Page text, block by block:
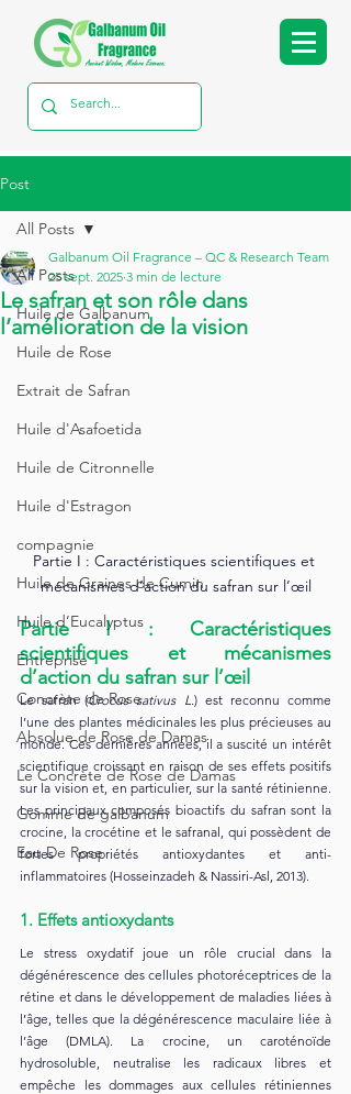
Post
All Posts
Huile de Galbanum
Huile de Rose
Extrait de Safran
Huile d'Asafoetida
Huile de Citronnelle
Huile d'Estragon
compagnie
Huile de Graines de Cumin
Huile d’Eucalyptus
Entreprise
Concrète de Rose
Absolue de Rose de Damas
Le Concrète de Rose de Damas
Gomme de galbanum
Eau De Rose
All Posts
Le safran et son rôle dans
l’amélioration de la vision
Galbanum Oil Fragrance – QC & Research Team
25 sept. 2025 3 min de lecture
Partie I : Caractéristiques scientifiques et
mécanismes d’action du safran sur l’œil
Partie I : Caractéristiques
scientifiques et mécanismes
d’action du safran sur l’œil
Le safran (Crocus sativus L. ) est reconnu comme
l’une des plantes médicinales les plus précieuses au
monde. Ces dernières années, il a suscité un intérêt
scientifique croissant en raison de ses effets positifs
sur la vision et, en particulier, sur la santé rétinienne.
Les principaux composés bioactifs du safran sont la
crocine, la crocétine et le safranal, qui possèdent de
fortes propriétés antioxydantes et anti-
inflammatoires (Hosseinzadeh & Nassiri-Asl, 2013).
1. Effets antioxydants
Le stress oxydatif joue un rôle crucial dans la
dégénérescence des cellules photoréceptrices de la
rétine et dans le développement de maladies liées à
l’âge, telles que la dégénérescence maculaire liée à
l’âge (DMLA). La crocine, un caroténoïde
hydrosoluble, neutralise les radicaux libres et
empêche les dommages aux cellules rétiniennes